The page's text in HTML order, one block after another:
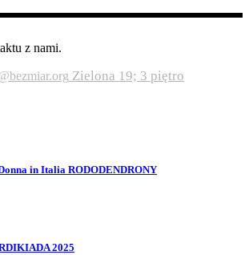
z nami.
Zielona 19; 3 piętro
in Italia RODODENDRONY
2025